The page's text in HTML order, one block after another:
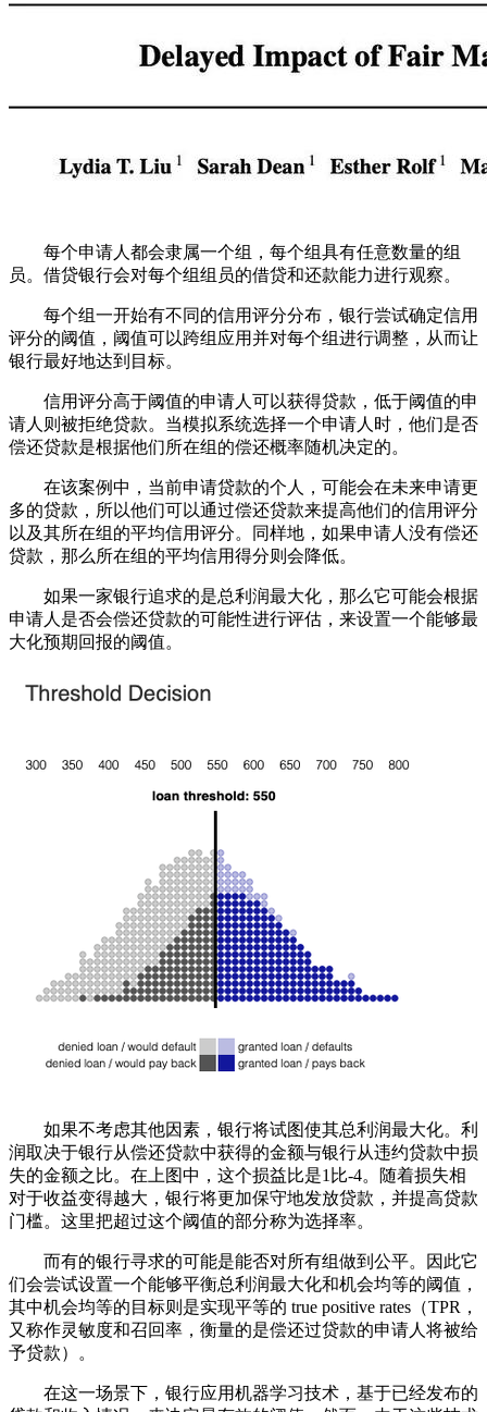
每个申请人都会隶属一个组，每个组具有任意数量的组
员。借贷银行会对每个组组员的借贷和还款能力进行观察。
每个组一开始有不同的信用评分分布，银行尝试确定信用
评分的阈值，阈值可以跨组应用并对每个组进行调整，从而让
银行最好地达到目标。
信用评分高于阈值的申请人可以获得贷款，低于阈值的申
请人则被拒绝贷款。当模拟系统选择一个申请人时，他们是否
偿还贷款是根据他们所在组的偿还概率随机决定的。
在该案例中，当前申请贷款的个人，可能会在未来申请更
多的贷款，所以他们可以通过偿还贷款来提高他们的信用评分
以及其所在组的平均信用评分。同样地，如果申请人没有偿还
贷款，那么所在组的平均信用得分则会降低。
如果一家银行追求的是总利润最大化，那么它可能会根据
申请人是否会偿还贷款的可能性进行评估，来设置一个能够最
大化预期回报的阈值。
如果不考虑其他因素，银行将试图使其总利润最大化。利
润取决于银行从偿还贷款中获得的金额与银行从违约贷款中损
失的金额之比。在上图中，这个损益比是1比-4。随着损失相
对于收益变得越大，银行将更加保守地发放贷款，并提高贷款
门槛。这里把超过这个阈值的部分称为选择率。
而有的银行寻求的可能是能否对所有组做到公平。因此它
们会尝试设置一个能够平衡总利润最大化和机会均等的阈值，
其中机会均等的目标则是实现平等的 true positive rates（TPR，
又称作灵敏度和召回率，衡量的是偿还过贷款的申请人将被给
予贷款）。
在这一场景下，银行应用机器学习技术，基于已经发布的